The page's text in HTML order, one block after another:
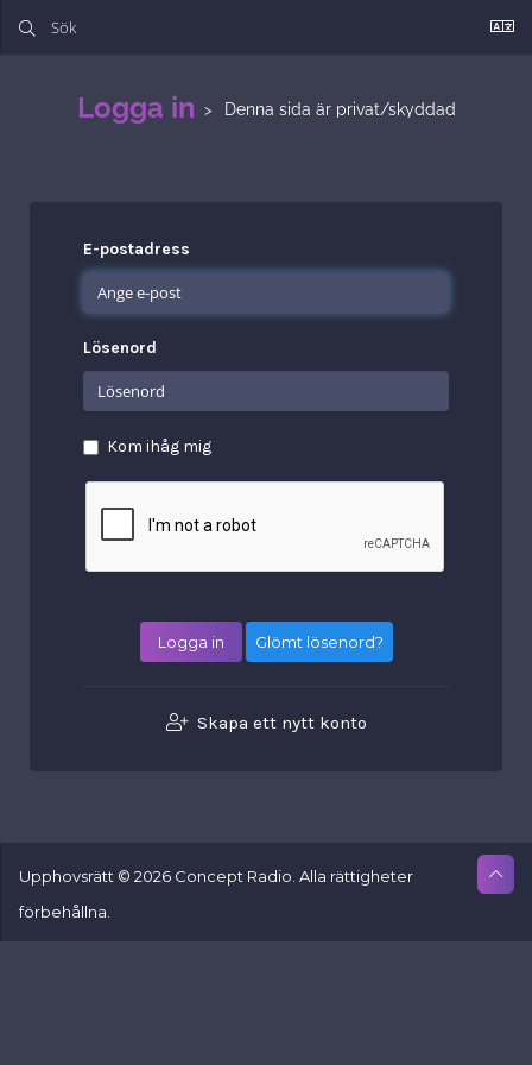
Logga in Denna sida är privat/skyddad
E-postadress
Lösenord
Kom ihåg mig
Glömt lösenord?
Skapa ett nytt konto
Upphovsrätt © 2026 Concept Radio. Alla rättigheter
förbehållna.